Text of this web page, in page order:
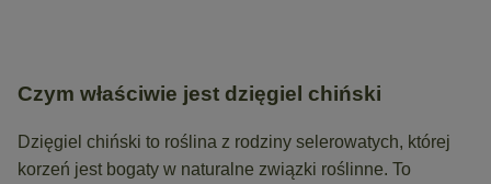
Czym właściwie jest dzięgiel chiński
Dzięgiel chiński to roślina z rodziny selerowatych, której
korzeń jest bogaty w naturalne związki roślinne. To